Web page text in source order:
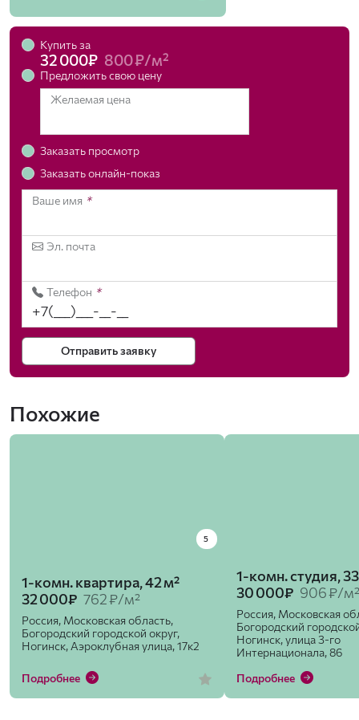
Купить за
32 000₽ 800 ₽/м²
Предложить свою цену
Желаемая цена
Заказать просмотр
Заказать онлайн-показ
Ваше имя *
Эл. почта
Телефон *
Отправить заявку
Похожие
5
1-комн. квартира, 42 м²
32 000₽ 762 ₽/м²
Россия, Московская область,
Богородский городской округ,
Ногинск, Аэроклубная улица, 17к2
Подробнее
1-комн. студия,
30 000₽ 906 ₽/м²
Россия, Московская
Богородский
Ногинск, улица 3-го
Интернационала, 86
Подробнее